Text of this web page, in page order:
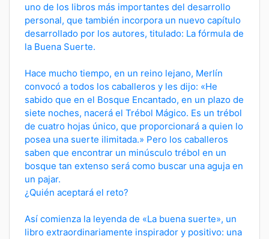
uno de los libros más importantes del desarrollo
personal, que también incorpora un nuevo capítulo
desarrollado por los autores, titulado: La fórmula de
la Buena Suerte.
Hace mucho tiempo, en un reino lejano, Merlín
convocó a todos los caballeros y les dijo: «He
sabido que en el Bosque Encantado, en un plazo de
siete noches, nacerá el Trébol Mágico. Es un trébol
de cuatro hojas único, que proporcionará a quien lo
posea una suerte ilimitada.» Pero los caballeros
saben que encontrar un minúsculo trébol en un
bosque tan extenso será como buscar una aguja en
un pajar.
¿Quién aceptará el reto?
Así comienza la leyenda de «La buena suerte», un
libro extraordinariamente inspirador y positivo: una